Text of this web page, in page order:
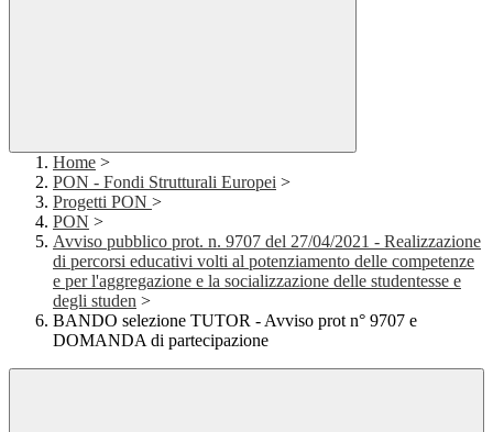
Home >
PON - Fondi Strutturali Europei >
Progetti PON >
PON >
Avviso pubblico prot. n. 9707 del 27/04/2021 - Realizzazione
di percorsi educativi volti al potenziamento delle competenze
e per l'aggregazione e la socializzazione delle studentesse e
degli studen >
BANDO selezione TUTOR - Avviso prot n° 9707 e
DOMANDA di partecipazione